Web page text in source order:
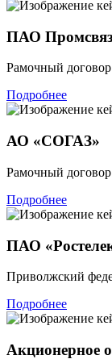
ПАО
Рамочный договор
Подробнее
АО «СОГАЗ»
Рамочный договор
Подробнее
ПАО
Приволжский
Подробнее
Акционерное